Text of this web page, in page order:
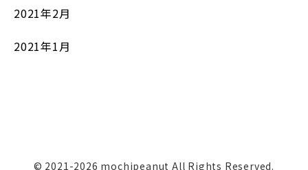
2021年2月
2021年1月
© 2021-2026 mochipeanut All Rights Reserved.